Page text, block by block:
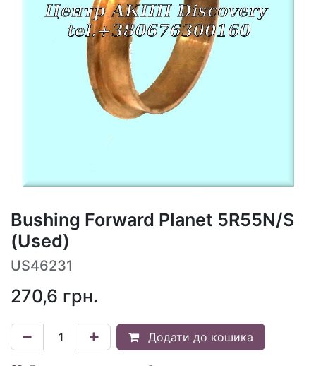
Bushing Forward Planet 5R55N/S
(Used)
US46231
270,6 грн.
Додати до кошика